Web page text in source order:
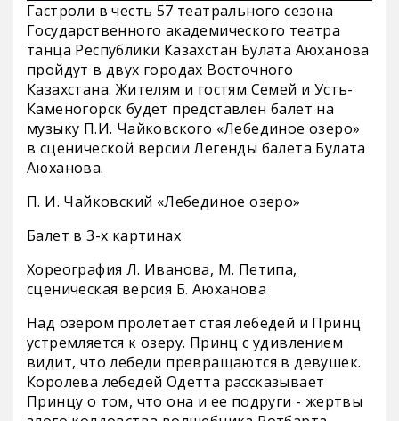
Гастроли в честь 57 театрального сезона
Государственного академического театра
танца Республики Казахстан Булата Аюханова
пройдут в двух городах Восточного
Казахстана. Жителям и гостям Семей и Усть-
Каменогорск будет представлен балет на
музыку П.И. Чайковского «Лебединое озеро»
в сценической версии Легенды балета Булата
Аюханова.
П. И. Чайковский «Лебединое озеро»
Балет в 3-х картинах
Хореография Л. Иванова, М. Петипа,
сценическая версия Б. Аюханова
Над озером пролетает стая лебедей и Принц
устремляется к озеру. Принц с удивлением
видит, что лебеди превращаются в девушек.
Королева лебедей Одетта рассказывает
Принцу о том, что она и ее подруги - жертвы